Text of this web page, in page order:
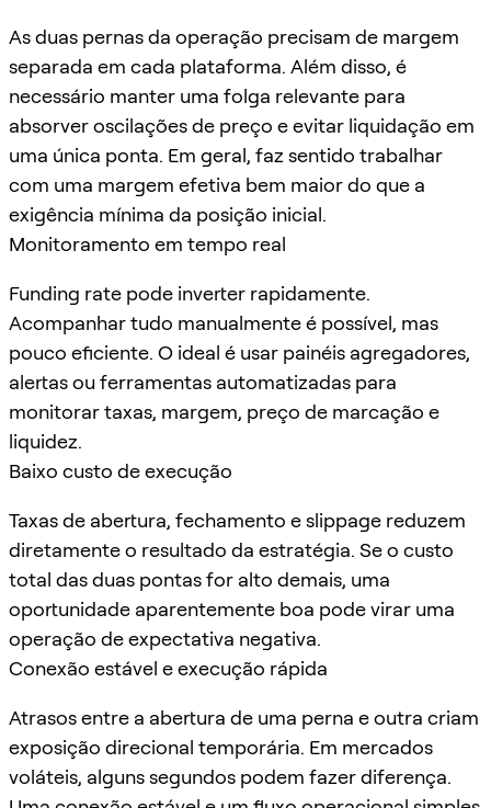
As duas pernas da operação precisam de margem
separada em cada plataforma. Além disso, é
necessário manter uma folga relevante para
absorver oscilações de preço e evitar liquidação em
uma única ponta. Em geral, faz sentido trabalhar
com uma margem efetiva bem maior do que a
exigência mínima da posição inicial.
Monitoramento em tempo real
Funding rate pode inverter rapidamente.
Acompanhar tudo manualmente é possível, mas
pouco eficiente. O ideal é usar painéis agregadores,
alertas ou ferramentas automatizadas para
monitorar taxas, margem, preço de marcação e
liquidez.
Baixo custo de execução
Taxas de abertura, fechamento e slippage reduzem
diretamente o resultado da estratégia. Se o custo
total das duas pontas for alto demais, uma
oportunidade aparentemente boa pode virar uma
operação de expectativa negativa.
Conexão estável e execução rápida
Atrasos entre a abertura de uma perna e outra criam
exposição direcional temporária. Em mercados
voláteis, alguns segundos podem fazer diferença.